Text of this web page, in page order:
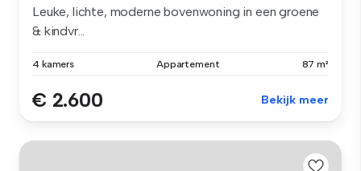
Leuke, lichte, moderne bovenwoning in een groene
& kindvr...
4 kamers Appartement 87 m²
€ 2.600 Bekijk meer